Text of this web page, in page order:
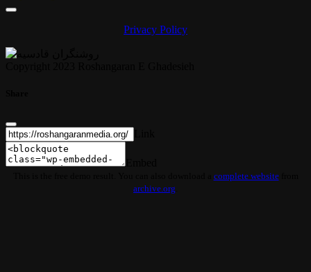
Privacy Policy
complete websitefrom
archive.org